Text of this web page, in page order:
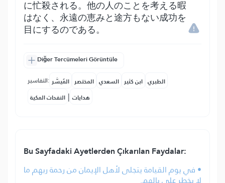
に忙殺される。他の人のことを考える暇
はなく、永遠の恵みと途方もない成功を
目にするのである。
Diğer Tercümeleri Görüntüle
التفاسير: المُيسَّر المختصر السعدي ابن كثير الطبري
النفحات المكية | هدايات
Bu Sayfadaki Ayetlerden Çıkarılan Faydalar:
• في يوم القيامة يتجلى لأهل الإيمان من رحمة ربهم ما